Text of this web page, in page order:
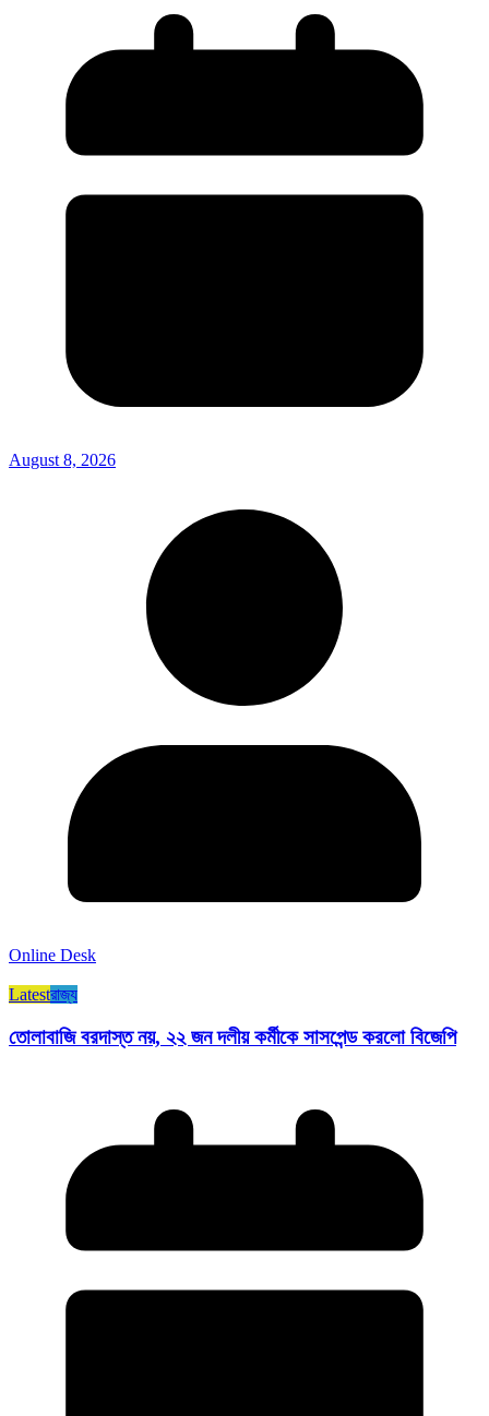
August 8, 2026
Online Desk
Latestরাজ্য​
তোলাবাজি বরদাস্ত নয়, ২২ জন দলীয় কর্মীকে সাসপেন্ড করলো বিজেপি